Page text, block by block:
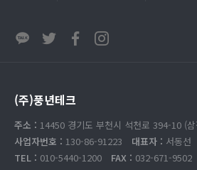
(주)풍년테크
주소 : 14450 경기도 부천시 석천로 394-10 (
사업자번호 : 130-86-91223 대표자 : 서동선
TEL : 010-5440-1200 FAX : 032-671-9502